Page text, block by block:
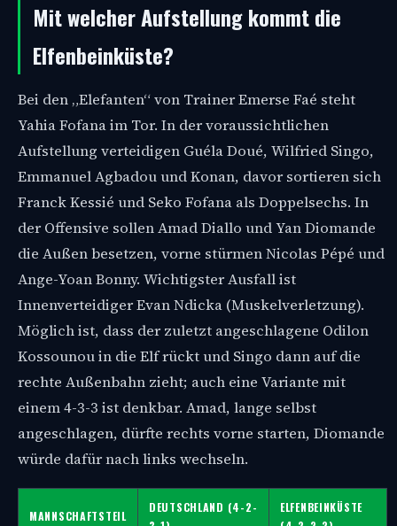
Mit welcher Aufstellung kommt die
Elfenbeinküste?
Bei den „Elefanten“ von Trainer Emerse Faé steht
Yahia Fofana im Tor. In der voraussichtlichen
Aufstellung verteidigen Guéla Doué, Wilfried Singo,
Emmanuel Agbadou und Konan, davor sortieren sich
Franck Kessié und Seko Fofana als Doppelsechs. In
der Offensive sollen Amad Diallo und Yan Diomande
die Außen besetzen, vorne stürmen Nicolas Pépé und
Ange-Yoan Bonny. Wichtigster Ausfall ist
Innenverteidiger Evan Ndicka (Muskelverletzung).
Möglich ist, dass der zuletzt angeschlagene Odilon
Kossounou in die Elf rückt und Singo dann auf die
rechte Außenbahn zieht; auch eine Variante mit
einem 4-3-3 ist denkbar. Amad, lange selbst
angeschlagen, dürfte rechts vorne starten, Diomande
würde dafür nach links wechseln.
MANNSCHAFTSTEIL
DEUTSCHLAND (4-2-
ELFENBEINKÜSTE